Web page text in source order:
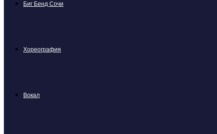
Биг Бенд Сочи
Хореография
Вокал